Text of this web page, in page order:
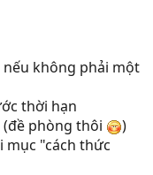
nếu không phải một
thời hạn
(đề phòng thôi
)
mục "cách thức